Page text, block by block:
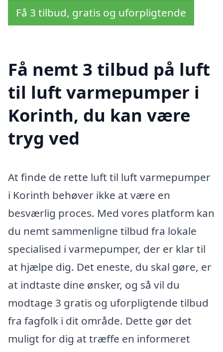
Få 3 tilbud, gratis og uforpligtende
Få nemt 3 tilbud på luft
til luft varmepumper i
Korinth, du kan være
tryg ved
At finde de rette luft til luft varmepumper
i Korinth behøver ikke at være en
besværlig proces. Med vores platform kan
du nemt sammenligne tilbud fra lokale
specialised i varmepumper, der er klar til
at hjælpe dig. Det eneste, du skal gøre, er
at indtaste dine ønsker, og så vil du
modtage 3 gratis og uforpligtende tilbud
fra fagfolk i dit område. Dette gør det
muligt for dig at træffe en informeret